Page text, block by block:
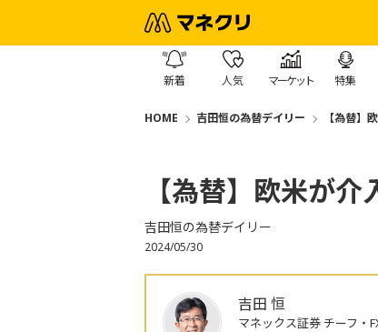
新着 人気 マーケット 特集
HOME 吉田恒の為替デイリー 【為替】
【為替】欧米が
吉田恒の為替デイリー
2024/05/30
吉田 恒
マネックス証券 チーフ・